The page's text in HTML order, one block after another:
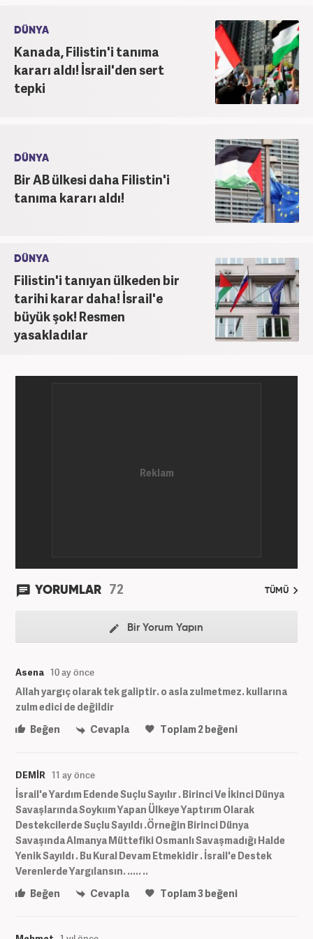
DÜNYA
Kanada, Filistin'i tanıma
kararı aldı! İsrail'den sert
tepki
DÜNYA
Bir AB ülkesi daha Filistin'i
tanıma kararı aldı!
DÜNYA
Filistin'i tanıyan ülkeden bir
tarihi karar daha! İsrail'e
büyük şok! Resmen
yasakladılar
YORUMLAR 72 TÜMÜ
Bir Yorum Yapın
Asena 10 ay önce
Allah yargıç olarak tek galiptir. o asla zulmetmez. kullarına
zulm edici de değildir
Beğen
Cevapla Toplam2beğeni
DEMİR 11 ay önce
İsrail'e Yardım Edende Suçlu Sayılır . Birinci Ve İkinci Dünya
Savaşlarında Soykıım Yapan Ülkeye Yaptırım Olarak
Destekcilerde Suçlu Sayıldı .Örneğin Birinci Dünya
Savaşında Almanya Müttefiki Osmanlı Savaşmadığı Halde
Yenik Sayıldı . Bu Kural Devam Etmekidir . İsrail'e Destek
Verenlerde Yargılansın. ..... ..
Beğen
Cevapla Toplam3beğeni